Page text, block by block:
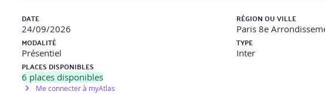
DATE
24/09/2026
RÉGION OU VILLE
Paris 8e
MODALITÉ
Présentiel
TYPE
Inter
PLACES DISPONIBLES
6 places disponibles
Me connecter à myAtlas